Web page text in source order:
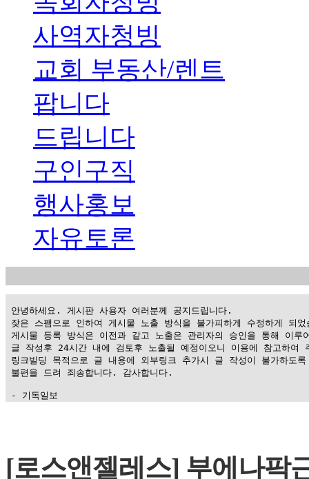
사역자청빙
교회 부동산/렌트
팝니다
드립니다
구인구직
행사홍보
자유토론
안녕하세요. 게시판 사용자 여러분께 공지드립니다.
잦은 스팸으로 인하여 게시물 노출 방식을 불가피하게 수정하게 되었
게시물 등록 방식은 이전과 같고 노출은 관리자의 승인을 통해 이루
글 작성후 24시간 내에 검토후 노출될 예정이오니 이용에 참고하여
링크빌딩 목적으로 글 내용에 외부링크 추가시 글 작성이 불가하도
불편을 드려 죄송합니다. 감사합니다.
- 기독일보
남
찾
[로스앤젤레스] 부에나팍